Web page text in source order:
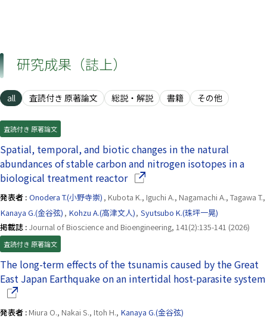
研究成果（誌上）
all 査読付き 原著論文 総説・解説 書籍 その他
査読付き 原著論文
Spatial, temporal, and biotic changes in the natural
abundances of stable carbon and nitrogen isotopes in a
biological treatment reactor（別ウインドウで開きます）
発表者 : Onodera T.(小野寺崇) , Kubota K., Iguchi A., Nagamachi A., Tagawa T.,
Kanaya G.(金谷弦) , Kohzu A.(高津文人), Syutsubo K.(珠坪一晃)
掲載誌 : Journal of Bioscience and Bioengineering, 141(2):135-141 (2026)
査読付き 原著論文
The long-term effects of the tsunamis caused by the Great
East Japan Earthquake on an intertidal host-parasite system
発表者 : Miura O., Nakai S., Itoh H., Kanaya G.(金谷弦)